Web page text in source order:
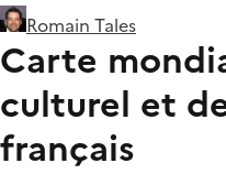
Romain Tales
Carte
culturel et
français